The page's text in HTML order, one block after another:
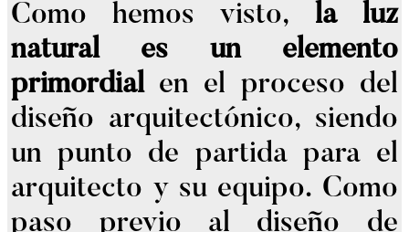
Como hemos visto, la luz
natural es un elemento
primordialen el proceso del
diseño arquitectónico, siendo
un punto de partida para el
arquitecto y su equipo. Como
paso previo al diseño de